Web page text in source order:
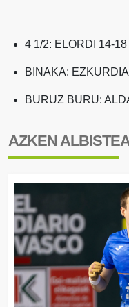
4 1/2: ELORDI 14-18
BINAKA:
BURUZ BURU:
AZKEN